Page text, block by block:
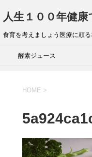
人生１００年健
食育を考えましょう医療に頼る
酵素ジュース
HOME >